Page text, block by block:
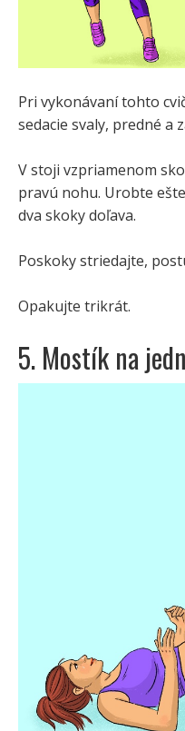
Pri vykonávaní tohto
sedacie svaly, predné a
V stoji vzpriamenom
pravú nohu. Urobte
dva skoky doľava.
Poskoky striedajte,
Opakujte trikrát.
5. Mostík na